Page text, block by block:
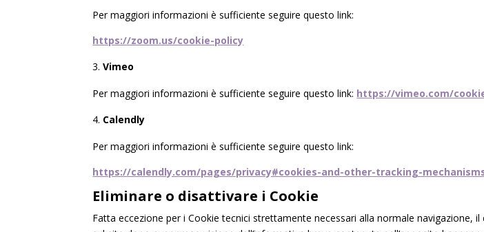
Per maggiori informazioni è sufficiente seguire questo link:
https://zoom.us/cookie-policy
Vimeo
Per maggiori informazioni è sufficiente seguire questo link: https://vimeo.com/
Calendly
Per maggiori informazioni è sufficiente seguire questo link:
https://calendly.com/pages/privacy#cookies-and-other-tracking-
Eliminare o disattivare i Cookie
Fatta eccezione per i Cookie tecnici strettamente necessari alla normale navigazione,